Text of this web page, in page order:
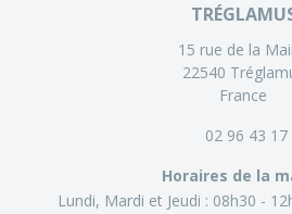
15 rue de la
22540
France
02 96 43 17
Horaires de la
Lundi, Mardi et Jeudi : 08h30 -